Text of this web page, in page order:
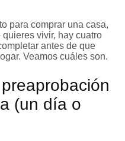
para comprar una casa,
vivir, hay cuatro
antes de que
Veamos cuáles son.
(un día o